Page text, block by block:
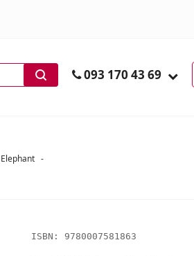
093 170 43 69
-
ISBN: 9780007581863